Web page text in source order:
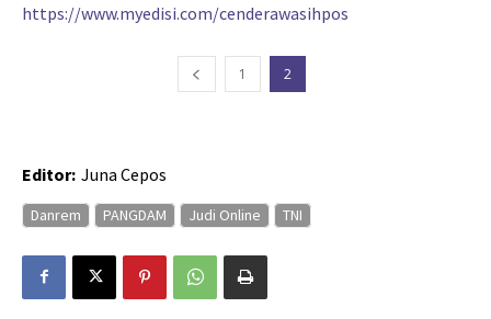
https://www.myedisi.com/cenderawasihpos
1 2
Editor: Juna Cepos
Danrem PANGDAM Judi Online TNI